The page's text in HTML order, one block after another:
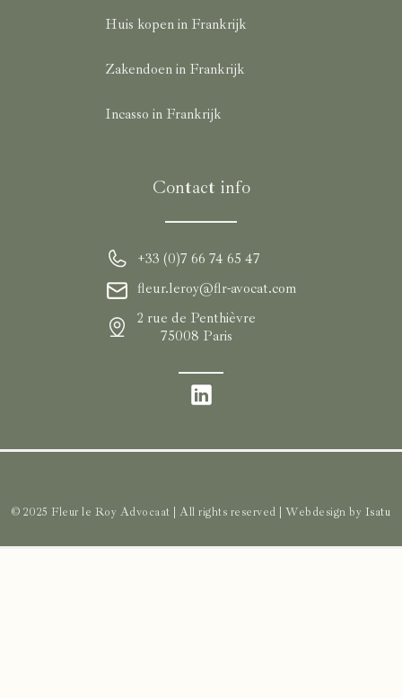
Huis kopen in Frankrijk
Zakendoen in Frankrijk
Incasso in Frankrijk
Contact info
+33 (0)7 66 74 65 47
fleur.leroy@flr-avocat.com
2 rue de Penthièvre
75008 Paris
© 2025 Fleur le Roy Advocaat | All rights reserved | Webdesign by Isatu